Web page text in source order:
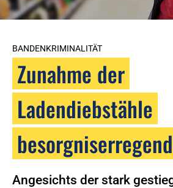
BANDENKRIMINALITÄT
Zunahme der
Ladendiebstähle
besorgniserregend
Angesichts der stark